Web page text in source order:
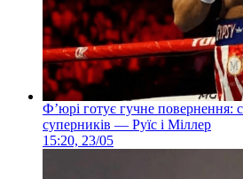
Ф’юрі готує гучне повернення:
суперників — Руїс і Міллер
15:20, 23/05